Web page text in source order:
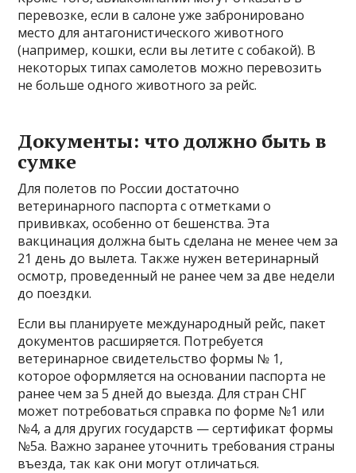
перевозке, если в салоне уже забронировано
место для антагонистического животного
(например, кошки, если вы летите с собакой). В
некоторых типах самолетов можно перевозить
не больше одного животного за рейс.
Документы: что должно быть в
сумке
Для полетов по России достаточно
ветеринарного паспорта с отметками о
прививках, особенно от бешенства. Эта
вакцинация должна быть сделана не менее чем за
21 день до вылета. Также нужен ветеринарный
осмотр, проведенный не ранее чем за две недели
до поездки.
Если вы планируете международный рейс, пакет
документов расширяется. Потребуется
ветеринарное свидетельство формы № 1,
которое оформляется на основании паспорта не
ранее чем за 5 дней до выезда. Для стран СНГ
может потребоваться справка по форме №1 или
№4, а для других государств — сертификат формы
№5а. Важно заранее уточнить требования страны
въезда, так как они могут отличаться.